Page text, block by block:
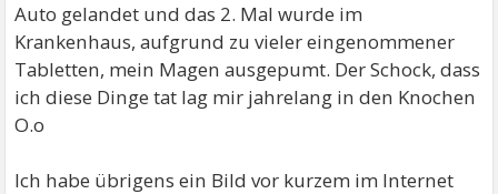
Auto gelandet und das 2. Mal wurde im
Krankenhaus, aufgrund zu vieler eingenommener
Tabletten, mein Magen ausgepumt. Der Schock, dass
ich diese Dinge tat lag mir jahrelang in den Knochen
O.o
Ich habe übrigens ein Bild vor kurzem im Internet